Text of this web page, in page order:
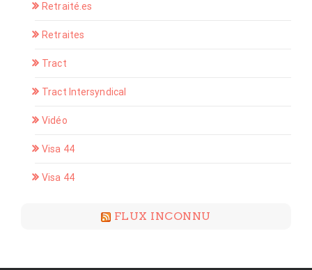
Retraité.es
Retraites
Tract
Tract Intersyndical
Vidéo
Visa 44
Visa 44
FLUX INCONNU